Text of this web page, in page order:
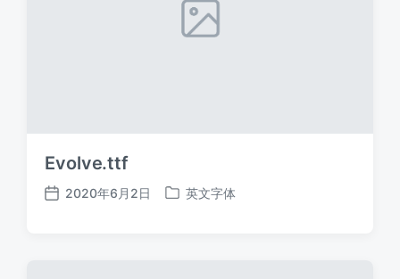
Evolve.ttf
发
2020年6月2日
发
英文字体